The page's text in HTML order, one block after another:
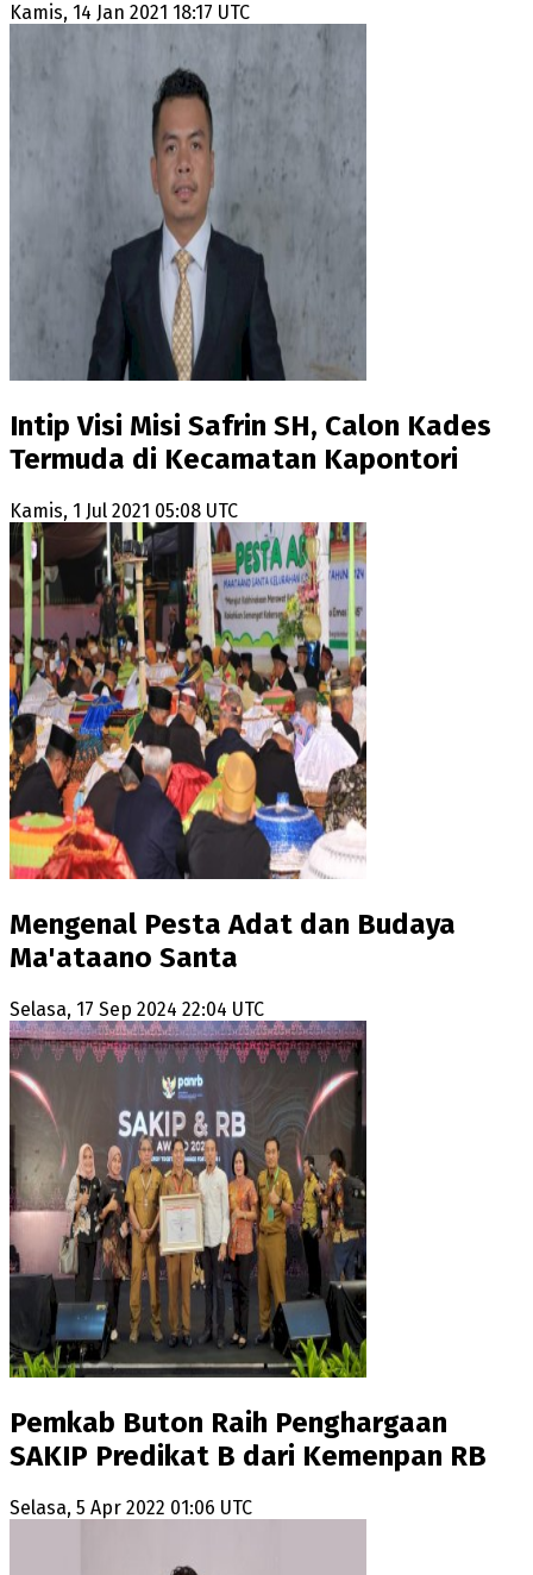
Kamis, 14 Jan 2021 18:17 UTC
Intip Visi Misi Safrin SH, Calon Kades
Termuda di Kecamatan Kapontori
Kamis, 1 Jul 2021 05:08 UTC
Mengenal Pesta Adat dan Budaya
Ma'ataano Santa
Selasa, 17 Sep 2024 22:04 UTC
Pemkab Buton Raih Penghargaan
SAKIP Predikat B dari Kemenpan RB
Selasa, 5 Apr 2022 01:06 UTC